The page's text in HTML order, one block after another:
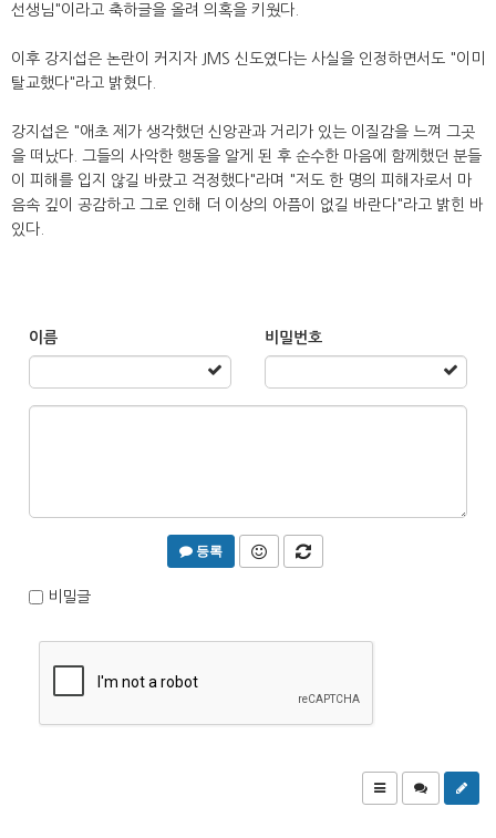
선생님"이라고 축하글을 올려 의혹을 키웠다.
이후 강지섭은 논란이 커지자 JMS 신도였다는 사실을 인정하면서도 "이미
탈교했다"라고 밝혔다.
강지섭은 "애초 제가 생각했던 신앙관과 거리가 있는 이질감을 느껴 그곳
을 떠났다. 그들의 사악한 행동을 알게 된 후 순수한 마음에 함께했던 분들
이 피해를 입지 않길 바랐고 걱정했다"라며 "저도 한 명의 피해자로서 마
음속 깊이 공감하고 그로 인해 더 이상의 아픔이 없길 바란다"라고 밝힌 바
있다.
이름 비밀번호
등록
비밀글